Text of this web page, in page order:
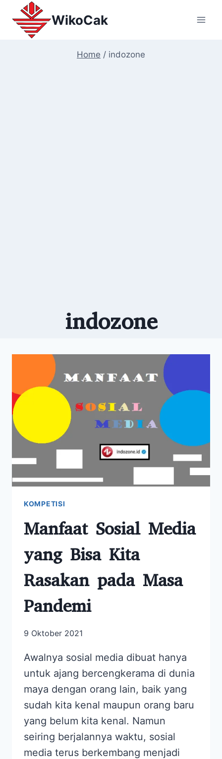
content
WikoCak
Home / indozone
indozone
KOMPETISI
Manfaat Sosial Media
yang Bisa Kita
Rasakan pada Masa
Pandemi
9 Oktober 2021
Awalnya sosial media dibuat hanya
untuk ajang bercengkerama di dunia
maya dengan orang lain, baik yang
sudah kita kenal maupun orang baru
yang belum kita kenal. Namun
seiring berjalannya waktu, sosial
media terus berkembang menjadi